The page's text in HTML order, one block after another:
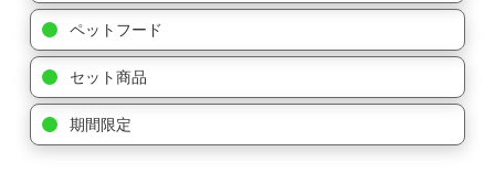
ペットフード
セット商品
期間限定